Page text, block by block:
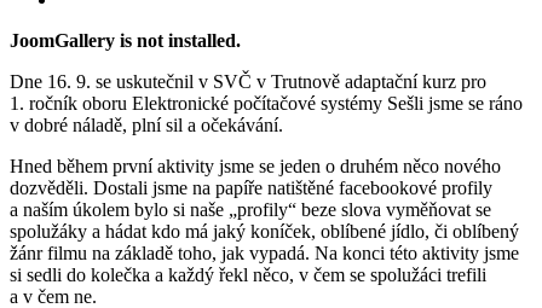
JoomGallery is not installed.
Dne 16. 9. se uskutečnil v SVČ v Trutnově adaptační kurz pro
1. ročník oboru Elektronické počítačové systémy Sešli jsme se ráno
v dobré náladě, plní sil a očekávání.
Hned během první aktivity jsme se jeden o druhém něco nového
dozvěděli. Dostali jsme na papíře natištěné facebookové profily
a naším úkolem bylo si naše „profily“ beze slova vyměňovat se
spolužáky a hádat kdo má jaký koníček, oblíbené jídlo, či oblíbený
žánr filmu na základě toho, jak vypadá. Na konci této aktivity jsme
si sedli do kolečka a každý řekl něco, v čem se spolužáci trefili
a v čem ne.